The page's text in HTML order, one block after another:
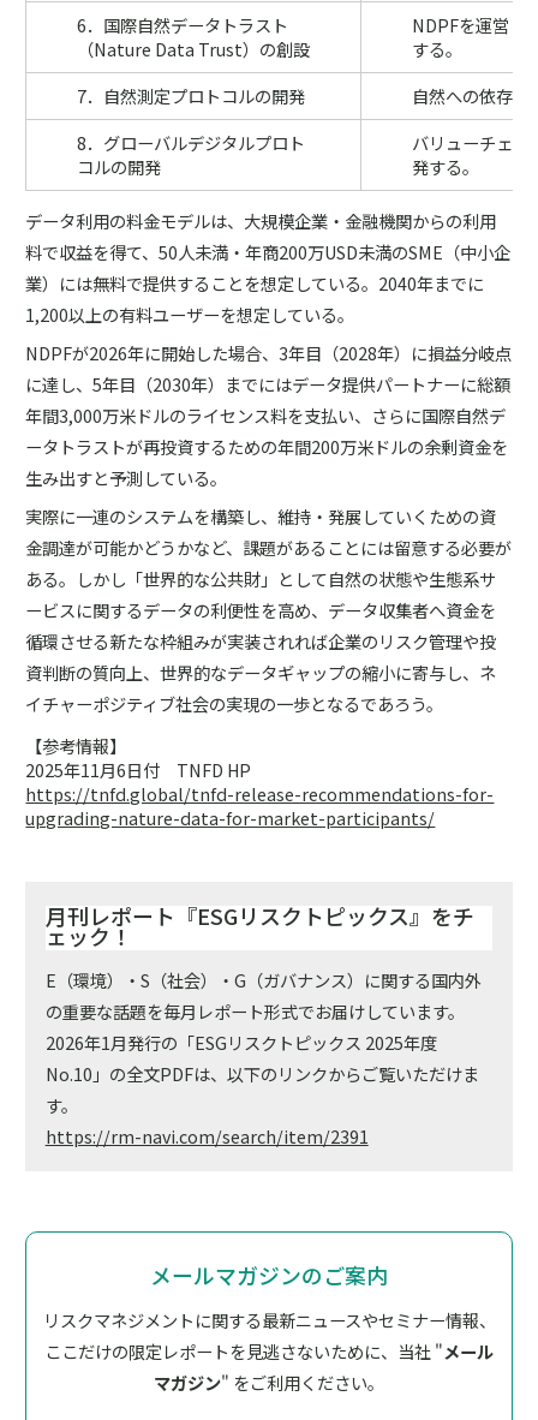
6．国際自然データトラスト
（Nature Data Trust）の創設
NDPFを運営し
する。
7．自然測定プロトコルの開発
自然への依存
8．グローバルデジタルプロト
コルの開発
バリューチェー
発する。
データ利用の料金モデルは、大規模企業・金融機関からの利用
料で収益を得て、50人未満・年商200万USD未満のSME（中小企
業）には無料で提供することを想定している。2040年までに
1,200以上の有料ユーザーを想定している。
NDPFが2026年に開始した場合、3年目（2028年）に損益分岐点
に達し、5年目（2030年）までにはデータ提供パートナーに総額
年間3,000万米ドルのライセンス料を支払い、さらに国際自然デ
ータトラストが再投資するための年間200万米ドルの余剰資金を
生み出すと予測している。
実際に一連のシステムを構築し、維持・発展していくための資
金調達が可能かどうかなど、課題があることには留意する必要が
ある。しかし「世界的な公共財」として自然の状態や生態系サ
ービスに関するデータの利便性を高め、データ収集者へ資金を
循環させる新たな枠組みが実装されれば企業のリスク管理や投
資判断の質向上、世界的なデータギャップの縮小に寄与し、ネ
イチャーポジティブ社会の実現の一歩となるであろう。
【参考情報】
2025年11月6日付 TNFD HP
https://tnfd.global/tnfd-release-recommendations-for-
upgrading-nature-data-for-market-participants/
月刊レポート『ESGリスクトピックス』をチ
ェック！
E（環境）・S（社会）・G（ガバナンス）に関する国内外
の重要な話題を毎月レポート形式でお届けしています。
2026年1月発行の「ESGリスクトピックス 2025年度
No.10」の全文PDFは、以下のリンクからご覧いただけま
す。
https://rm-navi.com/search/item/2391
メールマガジンのご案内
リスクマネジメントに関する最新ニュースやセミナー情報、
ここだけの限定レポートを見逃さないために、 当社 "メール
マガジン" をご利用ください。